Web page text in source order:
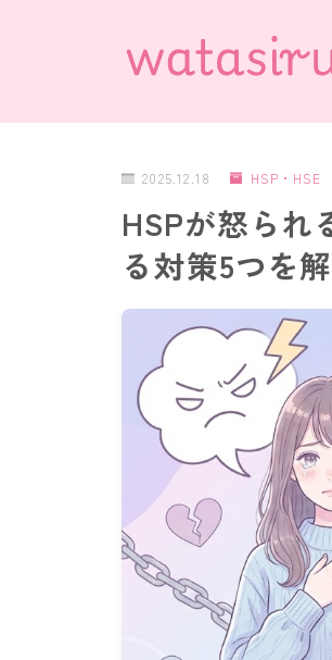
2025.12.18 HSP・HSE
HSPが怒られ
る対策5つを